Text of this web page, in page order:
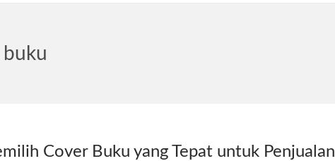
Cover Buku yang Tepat untuk Penjualan